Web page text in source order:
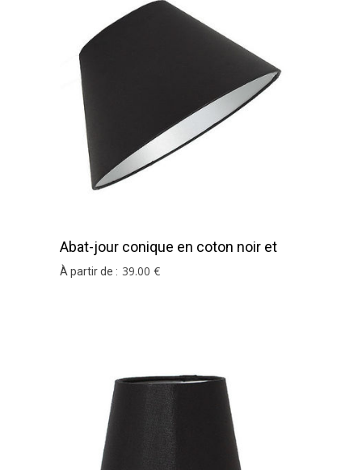
Abat-jour conique en coton noir et
argent
À partir de : 39.00 €